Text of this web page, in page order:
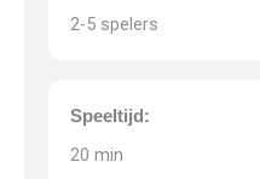
2-5 spelers
Speeltijd:
20 min